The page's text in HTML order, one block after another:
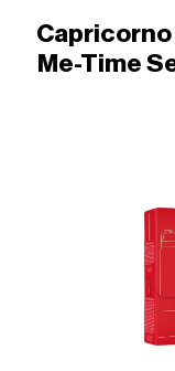
Capricorno
Me-Time